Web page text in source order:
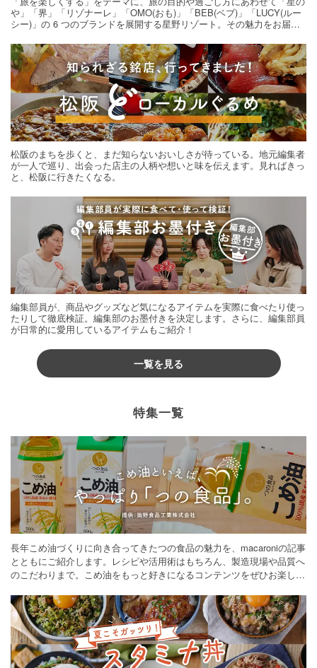
や」「界」「リゾナーレ」「OMO(おも)」「BEB(ベブ)」「LUCY(ルー
シー)」の 6 つのブランドを展開する星野リゾート。その魅力をお届け
松阪のまちを歩くと、まだ知らないおいしさが待っている。地元編集者
が一人で巡り、出会った店主の人柄や想いと味を伝えます。見ればきっ
と、松阪に行きたくなる。
編集部員が、商品やグッズなど気になるアイテムを実際に食べたり使っ
たりして徹底検証。編集部のお墨付きを決定します。さらに、編集部員
が日常的に愛用しているアイテムもご紹介！
一覧を見る
特集一覧
長年こめ油づくりに向き合ってきたつの食品の魅力を、macaroniの記事
とともにご紹介します。レシピや活用術はもちろん、製造現場や品質へ
のこだわりまで。こめ油をもっと好きになるコンテンツをぜひお楽しみ